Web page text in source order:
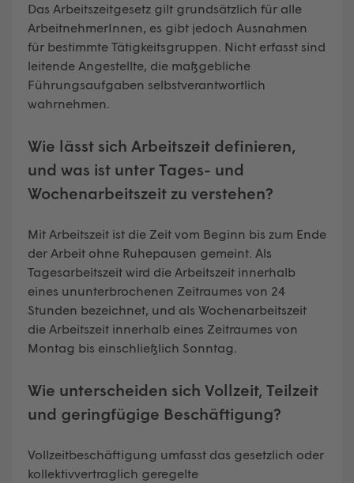
Das Arbeitszeitgesetz gilt grundsätzlich für alle
ArbeitnehmerInnen, es gibt jedoch Ausnahmen
für bestimmte Tätigkeitsgruppen. Nicht erfasst sind
leitende Angestellte, die maßgebliche
Führungsaufgaben selbstverantwortlich
wahrnehmen.
Wie lässt sich Arbeitszeit definieren,
und was ist unter Tages- und
Wochenarbeitszeit zu verstehen?
Mit Arbeitszeit ist die Zeit vom Beginn bis zum Ende
der Arbeit ohne Ruhepausen gemeint. Als
Tagesarbeitszeit wird die Arbeitszeit innerhalb
eines ununterbrochenen Zeitraumes von 24
Stunden bezeichnet, und als Wochenarbeitszeit
die Arbeitszeit innerhalb eines Zeitraumes von
Montag bis einschließlich Sonntag.
Wie unterscheiden sich Vollzeit, Teilzeit
und geringfügige Beschäftigung?
Vollzeitbeschäftigung umfasst das gesetzlich oder
kollektivvertraglich geregelte